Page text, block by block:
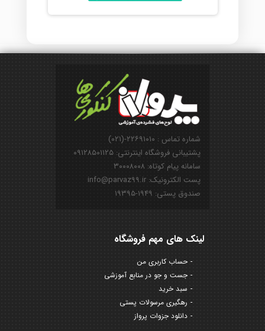
شماره تماس : ۲۲۶۹۱۰۱۰-(۰۲۱)
پشتیبانی فروشگاه اینترنتی: ۰۹۱۲۸۵۰۱۱۲۵
سامانه پیام کوتاه: ۳۰۰۰۸۰۰۸
پست الکترونیک: info@parvaz99.ir
صندوق پستی: ۱۹۴۹-۱۹۳۹۵
لینک های مهم فروشگاه
حساب کاربری من
جست و جو در منابع آموزشی
سبد خرید
رهگیری مرسولات پستی
دانلود جزوات پرواز